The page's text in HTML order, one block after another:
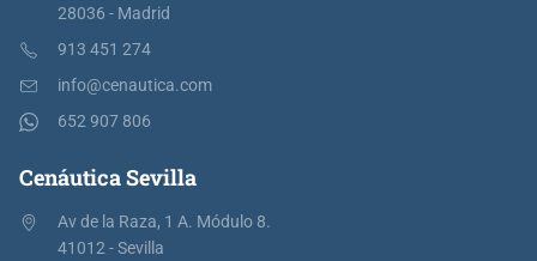
28036 - Madrid
913 451 274
info@cenautica.com
652 907 806
Cenáutica Sevilla
Av de la Raza, 1 A. Módulo 8.
41012 - Sevilla